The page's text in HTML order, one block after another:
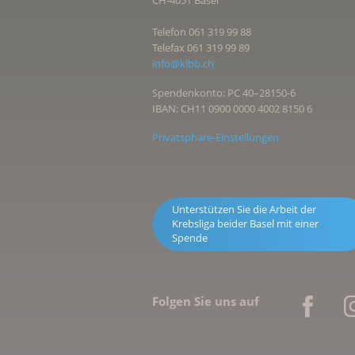
Wichtig
Wenn Sie bereits vor Januar 2013
diese rechtsgültig. Das neue Gesetz
Selbstbestimmung noch stärker
Patientenverfügung sporadisch auf
Krankenkasse kann die
eintragen werden.
Telefon 061 319 99 88
Telefax 061 319 99 89
info@klbb.ch
Spendenkonto: PC 40–28150-6
IBAN: CH11 0900 0000 4002 8150 6
Privatsphäre-Einstellungen
Unterstützen Sie die Arbeit der
Krebsliga beider Basel mit einer
Spende
Folgen Sie uns auf